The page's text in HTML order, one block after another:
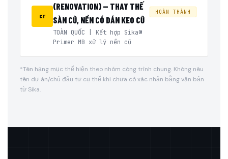
CT
(RENOVATION) — THAY THẾ
SÀN CŨ, NỀN CÓ DÁN KEO CŨ
TOÀN QUỐC | Kết hợp Sika®
Primer MB xử lý nền cũ
HOÀN THÀNH
*Tên hạng mục thể hiện theo nhóm công trình chung. Không nêu
tên dự án/chủ đầu tư cụ thể khi chưa có xác nhận bằng văn bản
từ Sika.